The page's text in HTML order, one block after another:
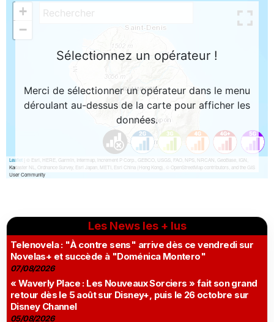
Les News les + lus
Telenovela : "À contre sens" arrive dès ce vendredi sur
Novelas+ et succède à "Doménica Montero"
07/08/2026
« Waverly Place : Les Nouveaux Sorciers » fait son grand
retour dès le 5 août sur Disney+, puis le 26 octobre sur
Disney Channel
05/08/2026